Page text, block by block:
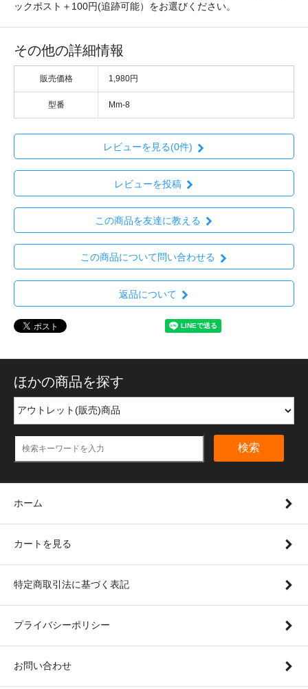
ックポスト＋100円(追跡可能）をお選びください。
その他の詳細情報
販売価格 1,980円
型番 Mm-8
レビューを見る(0件)
レビューを投稿
この商品を友達に教える
この商品について問い合わせる
返品について
ほかの商品を探す
検索
ホーム
カートを見る
特定商取引法に基づく表記
プライバシーポリシー
お問い合わせ